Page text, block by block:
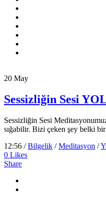
20 May
Sessizliğin Sesi
Sessizliğin Sesi
sığabilir. Bizi çeken şey belki
12:56 /Bilgelik /Meditasyon /
0 Likes
Share